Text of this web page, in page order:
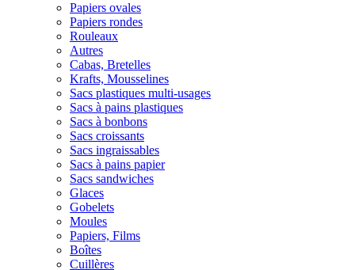
Papiers ovales
Papiers rondes
Rouleaux
Autres
Cabas, Bretelles
Krafts, Mousselines
Sacs plastiques multi-usages
Sacs à pains plastiques
Sacs à bonbons
Sacs croissants
Sacs ingraissables
Sacs à pains papier
Sacs sandwiches
Glaces
Gobelets
Moules
Papiers, Films
Boîtes
Cuillères